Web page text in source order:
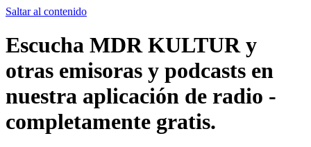
Saltar al contenido
Escucha MDR KULTUR y
otras emisoras y podcasts en
nuestra aplicación de radio -
completamente gratis.